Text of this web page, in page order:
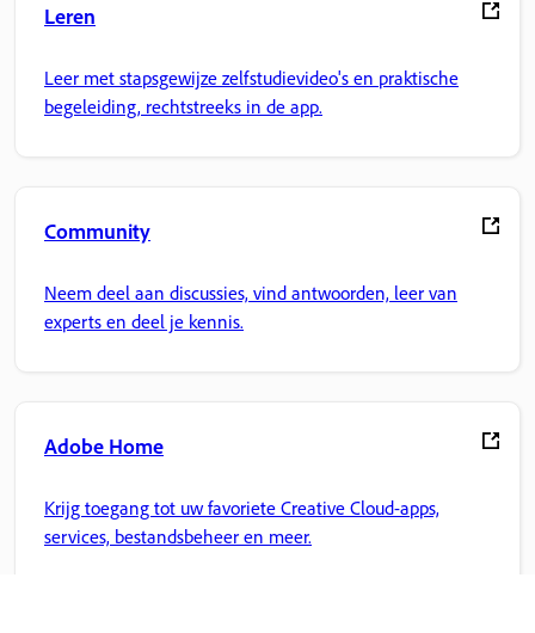
Leren
Leer met stapsgewijze zelfstudievideo's en praktische
begeleiding, rechtstreeks in de app.
Community
Neem deel aan discussies, vind antwoorden, leer van
experts en deel je kennis.
Adobe Home
Krijg toegang tot uw favoriete Creative Cloud-apps,
services, bestandsbeheer en meer.